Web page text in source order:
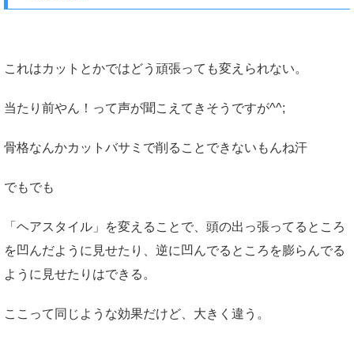
これはカットとかではどう頑張っても変えられない。
当たり前やん！って声が聞こえてきそうですが^^;
骨格なんかカットバサミで削ることできないもんね汗
でもでも
「ヘアスタイル」を変えることで、頭の出っ張ってるところ
を凹んだように見せたり、逆に凹んでるところを膨らんでる
ように見せたりはできる。
ここって同じような効果だけど、大きく違う。